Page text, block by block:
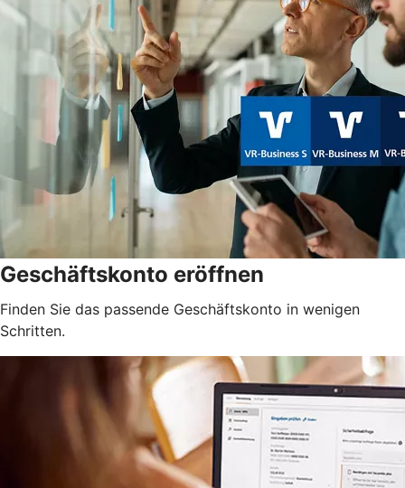
Geschäftskonto eröffnen
Finden Sie das passende Geschäftskonto in wenigen
Schritten.